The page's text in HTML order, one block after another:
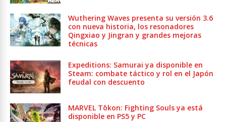
Wuthering Waves presenta su versión 3.6
con nueva historia, los resonadores
Qingxiao y Jingran y grandes mejoras
técnicas
Expeditions: Samurai ya disponible en
Steam: combate táctico y rol en el Japón
feudal con descuento
MARVEL Tōkon: Fighting Souls ya está
disponible en PS5 y PC